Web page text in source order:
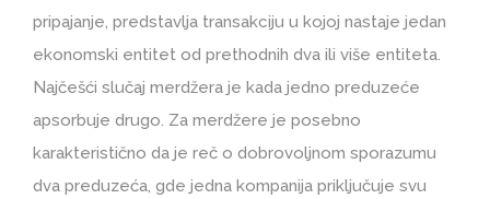
pripajanje, predstavlja transakciju u kojoj nastaje jedan
ekonomski entitet od prethodnih dva ili više entiteta.
Najčešći slučaj merdžera je kada jedno preduzeće
apsorbuje drugo. Za merdžere je posebno
karakteristično da je reč o dobrovoljnom sporazumu
dva preduzeća, gde jedna kompanija priključuje svu